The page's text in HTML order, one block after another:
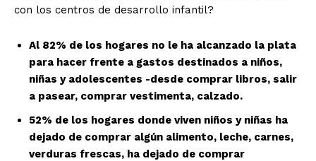
con los centros de desarrollo infantil?
Al 82% de los hogares no le ha alcanzado la plata
para hacer frente a gastos destinados a niños,
niñas y adolescentes -desde comprar libros, salir
a pasear, comprar vestimenta, calzado.
52% de los hogares donde viven niños y niñas ha
dejado de comprar algún alimento, leche, carnes,
verduras frescas, ha dejado de comprar